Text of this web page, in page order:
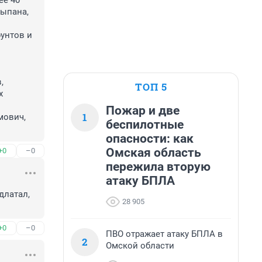
и
–0
–0
ТОП 5
1
Пожар и две
беспилотные
опасности: как
Омская область
пережила вторую
атаку БПЛА
28 905
2
ПВО отражает атаку БПЛА в
Омской области